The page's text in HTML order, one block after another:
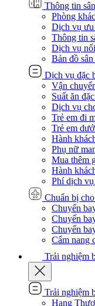
Thông tin
Phòng
Dịch vụ ưu
Thông tin
Dịch vụ
Bản đồ
Dịch vụ đặc
Vận
Suất ăn
Dịch vụ
Trẻ em đi
Trẻ em
Hành
Phụ nữ
Mua thêm
Hành
Phí dịch
Chuẩn bị
Chuyến
Chuyến
Chuyến
Cẩm nang
Trải nghiệm
Trải nghiệm
Hạng